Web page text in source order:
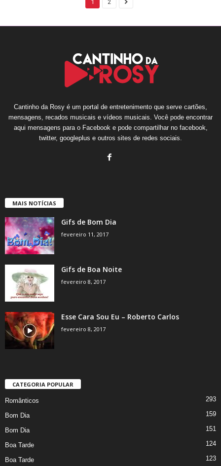
1 2
Cantinho da Rosy é um portal de entretenimento que serve cartões,
mensagens, recados musicais e vídeos musicais. Você pode encontrar
aqui mensagens para o Facebook e pode compartilhar no facebook,
twitter, googleplus e outros sites de redes sociais.
MAIS NOTÍCIAS
Gifs de Bom Dia
fevereiro 11, 2017
Gifs de Boa Noite
fevereiro 8, 2017
Esse Cara Sou Eu – Roberto Carlos
fevereiro 8, 2017
CATEGORIA POPULAR
Românticos 293
Bom Dia 159
Bom Dia 151
Boa Tarde 124
Boa Tarde 123